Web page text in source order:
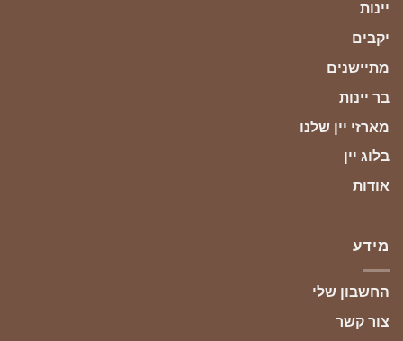
יינות
יקבים
מתיישנים
בר יינות
מארזי יין שלנו
בלוג יין
אודות
מידע
החשבון שלי
צור קשר